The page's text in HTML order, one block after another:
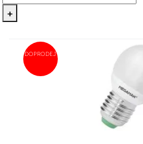
+
DOPRODEJ